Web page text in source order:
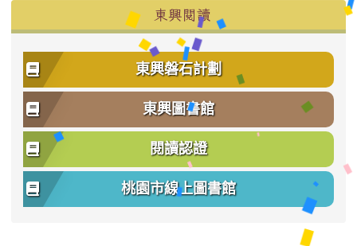
東興閱讀
東興磐石計劃
東興圖書館
閱讀認證
桃園市線上圖書館